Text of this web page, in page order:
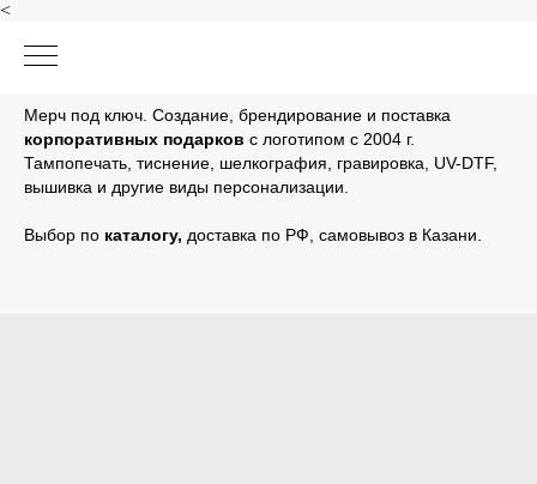
<
Мерч под ключ. Создание, брендирование и поставка
корпоративных подарков с логотипом с 2004 г.
Тампопечать, тиснение, шелкография, гравировка, UV-DTF,
вышивка и другие виды персонализации.
Выбор по каталогу, доставка по РФ, самовывоз в Казани.